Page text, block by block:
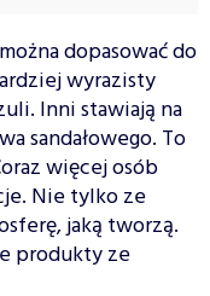
dopasować do
wyrazisty
Inni stawiają na
sandałowego. To
więcej osób
Nie tylko ze
jaką tworzą.
produkty ze